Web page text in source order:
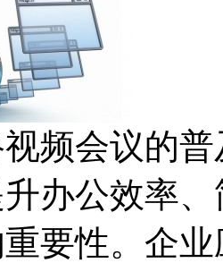
频会议的
办公效率
要性。企